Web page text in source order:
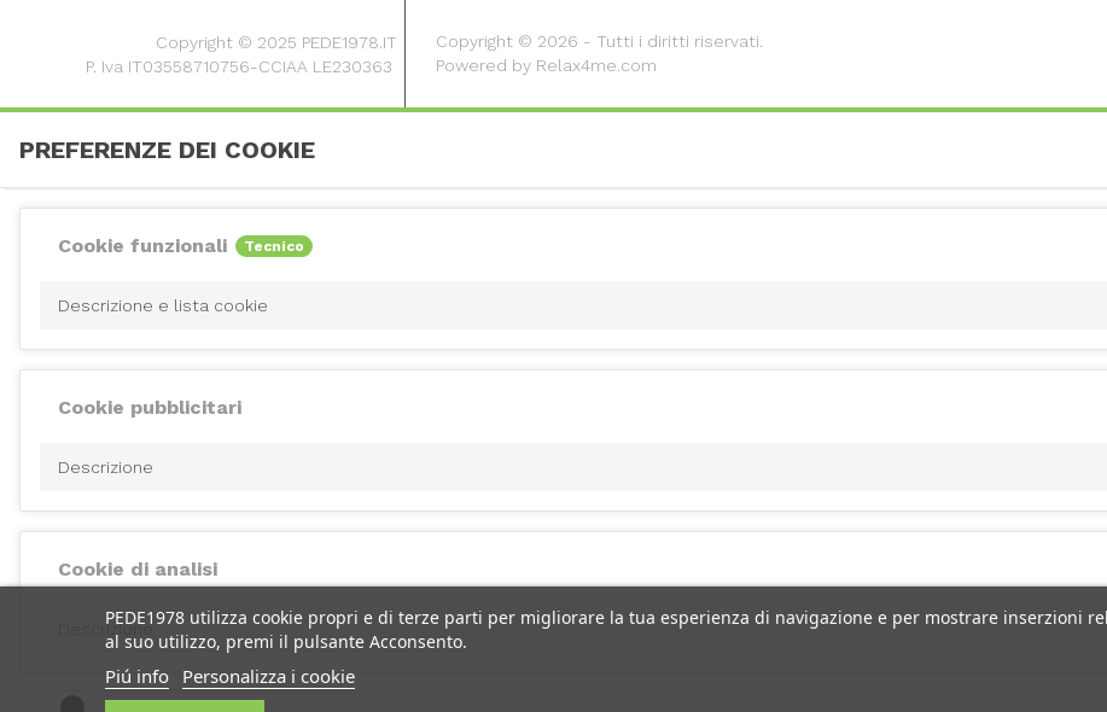
Copyright © 2025 PEDE1978.IT
P. Iva IT03558710756-CCIAA LE230363
Copyright © 2026 - Tutti i diritti riservati.
Powered by Relax4me.com
PEDE1978 utilizza cookie propri e di terze parti per migliorare la tua esperienza di navigazione e per mostrare inserzioni
al suo utilizzo, premi il pulsante Acconsento.
Piú info Personalizza i cookie
PREFERENZE DEI COOKIE
Cookie funzionali Tecnico
Descrizione e lista cookie
Cookie pubblicitari
Descrizione
Cookie di analisi
Descrizione